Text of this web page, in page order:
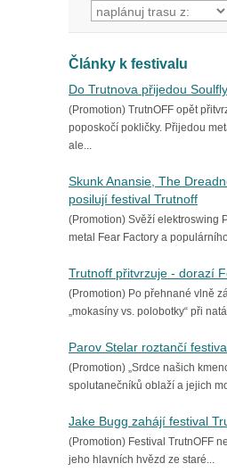
Články k festivalu
Do Trutnova přijedou Soulfly
(Promotion) TrutnOFF opět
poposkočí pokličky. Přijedou
ale...
Skunk Anansie, The
posilují festival Trutnoff
(Promotion) Svěží elektroswing
metal Fear Factory a
Trutnoff přitvrzuje - dorazí
(Promotion) Po přehnané vlně
„mokasíny vs. polobotky“ při
Parov Stelar roztančí
(Promotion) „Srdce našich
spolutanečníků oblaží a jejich
Jake Bugg zahájí festival
(Promotion) Festival TrutnOFF
jeho hlavních hvězd ze staré...